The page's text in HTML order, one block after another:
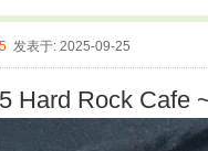
5 发表于: 2025-09-25
Hard Rock Cafe